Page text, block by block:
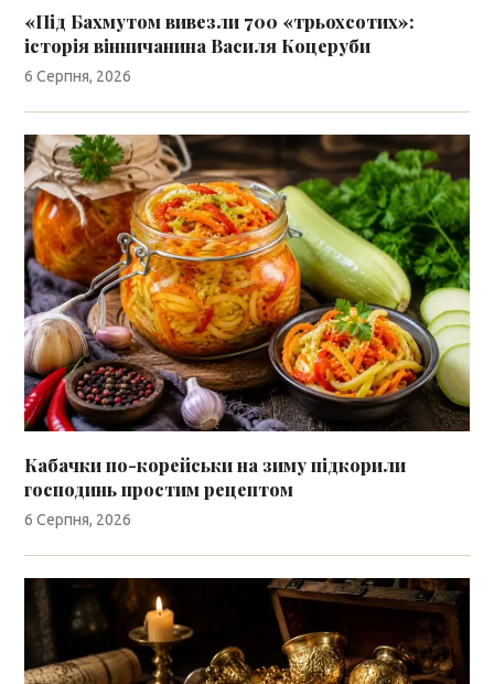
«Під Бахмутом вивезли 700 «трьохсотих»:
історія вінничанина Василя Коцеруби
6 Серпня, 2026
Кабачки по-корейськи на зиму підкорили
господинь простим рецептом
6 Серпня, 2026